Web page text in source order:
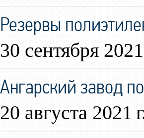
Резервы
30 сентября 2021
Ангарский завод
20 августа 2021